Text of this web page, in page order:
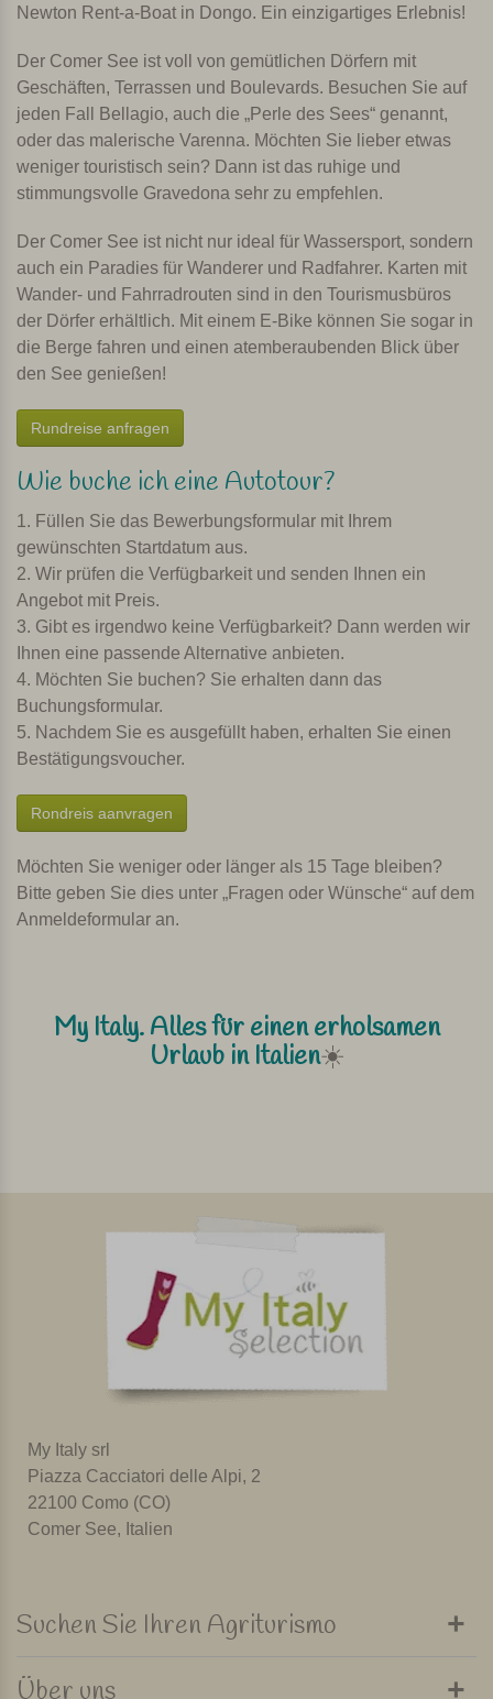
Newton Rent-a-Boat in Dongo. Ein einzigartiges Erlebnis!
Der Comer See ist voll von gemütlichen Dörfern mit
Geschäften, Terrassen und Boulevards. Besuchen Sie auf
jeden Fall Bellagio, auch die „Perle des Sees“ genannt,
oder das malerische Varenna. Möchten Sie lieber etwas
weniger touristisch sein? Dann ist das ruhige und
stimmungsvolle Gravedona sehr zu empfehlen.
Der Comer See ist nicht nur ideal für Wassersport, sondern
auch ein Paradies für Wanderer und Radfahrer. Karten mit
Wander- und Fahrradrouten sind in den Tourismusbüros
der Dörfer erhältlich. Mit einem E-Bike können Sie sogar in
die Berge fahren und einen atemberaubenden Blick über
den See genießen!
Rundreise anfragen
Wie buche ich eine Autotour?
1. Füllen Sie das Bewerbungsformular mit Ihrem
gewünschten Startdatum aus.
2. Wir prüfen die Verfügbarkeit und senden Ihnen ein
Angebot mit Preis.
3. Gibt es irgendwo keine Verfügbarkeit? Dann werden wir
Ihnen eine passende Alternative anbieten.
4. Möchten Sie buchen? Sie erhalten dann das
Buchungsformular.
5. Nachdem Sie es ausgefüllt haben, erhalten Sie einen
Bestätigungsvoucher.
Rondreis aanvragen
Möchten Sie weniger oder länger als 15 Tage bleiben?
Bitte geben Sie dies unter „Fragen oder Wünsche“ auf dem
Anmeldeformular an.
My Italy. Alles für einen erholsamen
Urlaub in Italien☀️
My Italy srl
Piazza Cacciatori delle Alpi, 2
22100 Como (CO)
Comer See, Italien
Suchen Sie Ihren Agriturismo